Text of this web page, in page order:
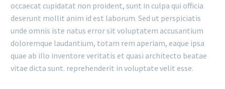
occaecat cupidatat non proident, sunt in culpa qui officia
deserunt mollit anim id est laborum. Sed ut perspiciatis
unde omnis iste natus error sit voluptatem accusantium
doloremque laudantium, totam rem aperiam, eaque ipsa
quae ab illo inventore veritatis et quasi architecto beatae
vitae dicta sunt. reprehenderit in voluptate velit esse.